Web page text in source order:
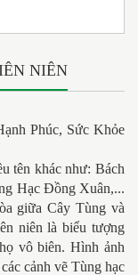
NIÊN
Phúc, Sức Khỏe
tên khác như: Bách
Hạc Đồng Xuân,...
giữa Cây Tùng và
niên là biểu tượng
vô biên. Hình ảnh
cảnh vẽ Tùng hạc